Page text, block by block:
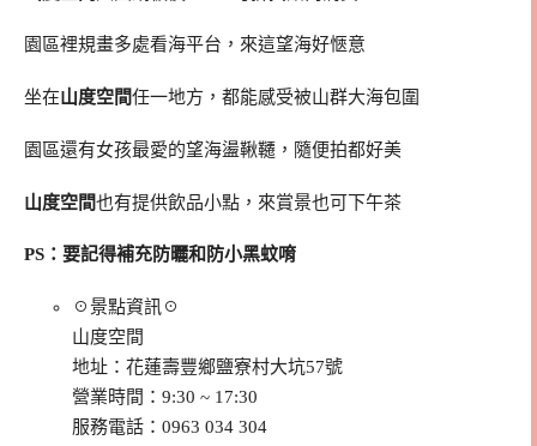
園區裡規畫多處看海平台，來這望海好愜意
坐在山度空間任一地方，都能感受被山群大海包圍
園區還有女孩最愛的望海盪鞦韆，隨便拍都好美
山度空間也有提供飲品小點，來賞景也可下午茶
PS：要記得補充防曬和防小黑蚊唷
☉景點資訊☉
山度空間
地址：花蓮壽豐鄉鹽寮村大坑57號
營業時間：9:30 ~ 17:30
服務電話：0963 034 304